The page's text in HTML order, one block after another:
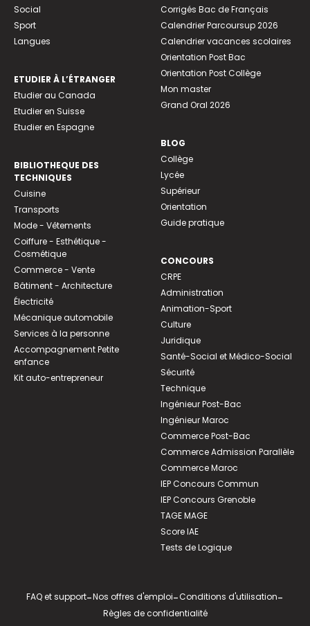
Social
Sport
Langues
ETUDIER À L’ÉTRANGER
Etudier au Canada
Etudier en Suisse
Etudier en Espagne
BIBLIOTHEQUE DES
TECHNIQUES
Cuisine
Transports
Mode - Vêtements
Coiffure - Esthétique -
Cosmétique
Commerce - Vente
Bâtiment - Architecture
Électricité
Mécanique automobile
Services à la personne
Accompagnement Petite
enfance
Kit auto-entrepreneur
Corrigés Bac de Français
Calendrier Parcoursup 2026
Calendrier vacances scolaires
Orientation Post Bac
Orientation Post Collège
Mon master
Grand Oral 2026
BLOG
Collège
Lycée
Supérieur
Orientation
Guide pratique
CONCOURS
CRPE
Administration
Animation-Sport
Culture
Juridique
Santé-Social et Médico-Social
Sécurité
Technique
Ingénieur Post-Bac
Ingénieur Maroc
Commerce Post-Bac
Commerce Admission Parallèle
Commerce Maroc
IEP Concours Commun
IEP Concours Grenoble
TAGE MAGE
Score IAE
Tests de Logique
FAQ et support-Nos offres d'emploi-Conditions d'utilisation-
Règles de confidentialité